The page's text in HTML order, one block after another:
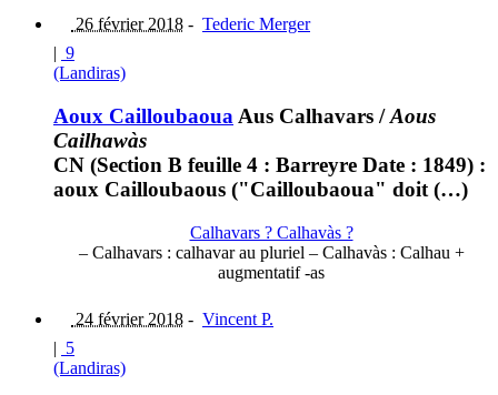
26 février 2018 - Tederic Merger
| 9
(Landiras)
Aoux Cailloubaoua Aus Calhavars /Aous
Cailhawàs
CN (Section B feuille 4 : Barreyre Date : 1849) :
aoux Cailloubaous ("Cailloubaoua" doit (…)
Calhavars ? Calhavàs ?
– Calhavars : calhavar au pluriel – Calhavàs : Calhau +
augmentatif -as
24 février 2018 - Vincent P.
| 5
(Landiras)